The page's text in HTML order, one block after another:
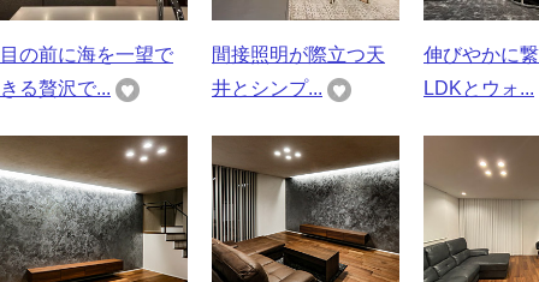
目の前に海を一望で
きる贅沢で...
間接照明が際立つ天
井とシンプ...
伸びやかに
LDKとウォ...